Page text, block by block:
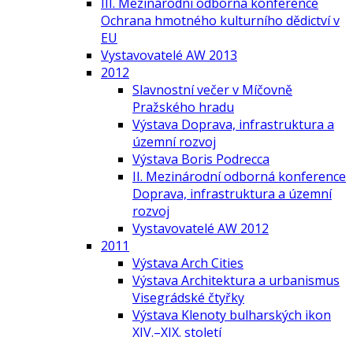
Ochrana hmotného kulturního dědictví v
EU
Vystavovatelé AW 2013
2012
Slavnostní večer v Míčovně
Pražského hradu
Výstava Doprava, infrastruktura a
územní rozvoj
Výstava Boris Podrecca
II. Mezinárodní odborná konference
Doprava, infrastruktura a územní
rozvoj
Vystavovatelé AW 2012
2011
Výstava Arch Cities
Výstava Architektura a urbanismus
Visegrádské čtyřky
Výstava Klenoty bulharských ikon
XIV.–XIX. století